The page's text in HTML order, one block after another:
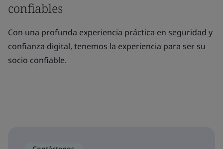
confiables
Con una profunda experiencia práctica en seguridad y
confianza digital, tenemos la experiencia para ser su
socio confiable.